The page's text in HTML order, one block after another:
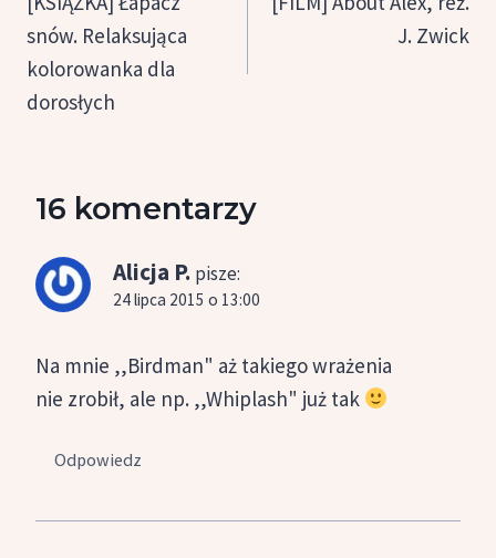
snów. Relaksująca
kolorowanka dla
dorosłych
J. Zwick
16 komentarzy
Alicja P. pisze:
24 lipca 2015 o 13:00
Na mnie ,,Birdman" aż takiego wrażenia
nie zrobił, ale np. ,,Whiplash" już tak
Odpowiedz